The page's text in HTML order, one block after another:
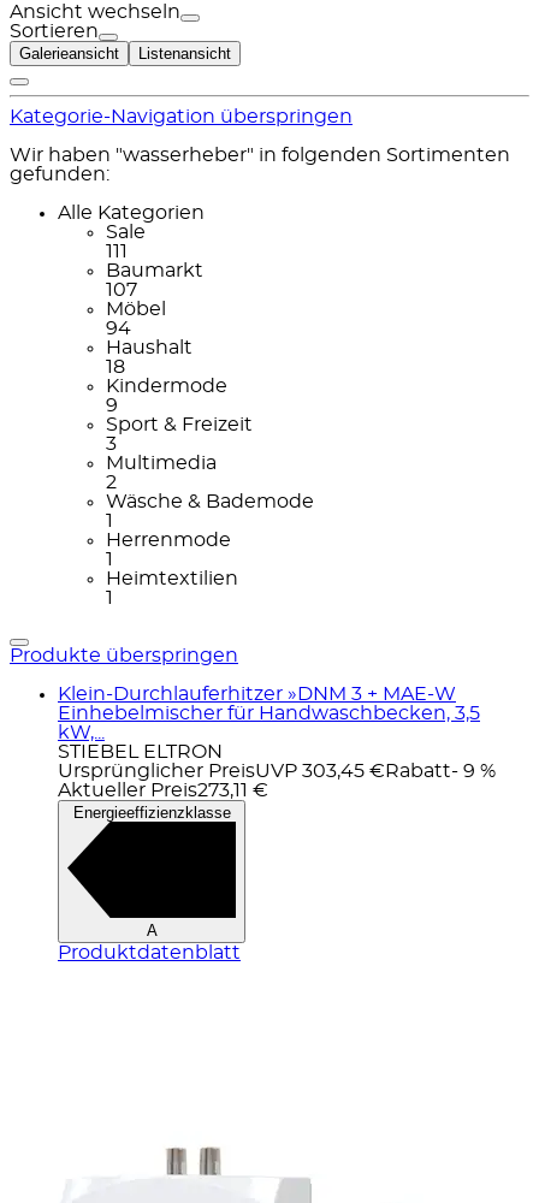
Ansicht wechseln
Sortieren
Galerieansicht Listenansicht
Kategorie-Navigation überspringen
Wir haben "wasserheber" in folgenden Sortimenten
gefunden:
Alle Kategorien
Sale
111
Baumarkt
107
Möbel
94
Haushalt
18
Kindermode
9
Sport & Freizeit
3
Multimedia
2
Wäsche & Bademode
1
Herrenmode
1
Heimtextilien
1
Produkte überspringen
Klein-Durchlauferhitzer »DNM 3 + MAE-W
Einhebelmischer für Handwaschbecken, 3,5
kW,...
STIEBEL ELTRON
Ursprünglicher PreisUVP 303,45 € Rabatt- 9 %
Aktueller Preis273,11 €
Energieeffizienzklasse
A
Produktdatenblatt